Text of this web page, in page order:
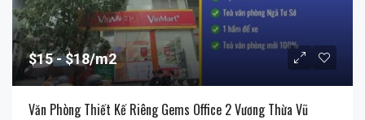
$15 $18/m2
Văn Phòng Thiết Kế Riêng Gems Office 2 Vương Thừa Vũ